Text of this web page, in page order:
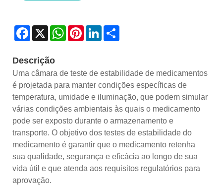
Facebook
X WhatsAppPinterestLinkedIn
Descrição
Uma câmara de teste de estabilidade de medicamentos
é projetada para manter condições específicas de
temperatura, umidade e iluminação, que podem simular
várias condições ambientais às quais o medicamento
pode ser exposto durante o armazenamento e
transporte. O objetivo dos testes de estabilidade do
medicamento é garantir que o medicamento retenha
sua qualidade, segurança e eficácia ao longo de sua
vida útil e que atenda aos requisitos regulatórios para
aprovação.